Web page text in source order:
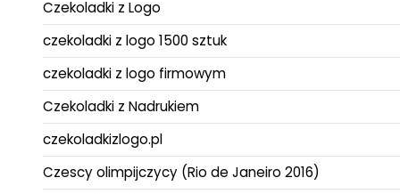
Czekoladki z Logo
czekoladki z logo 1500 sztuk
czekoladki z logo firmowym
Czekoladki z Nadrukiem
czekoladkizlogo.pl
Czescy olimpijczycy (Rio de Janeiro 2016)